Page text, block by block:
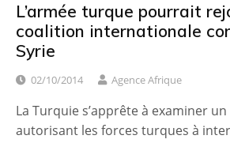
L’armée turque pourrait
coalition internationale
Syrie
02/10/2014 Agence Afrique
La Turquie s’apprête à examiner
autorisant les forces turques à